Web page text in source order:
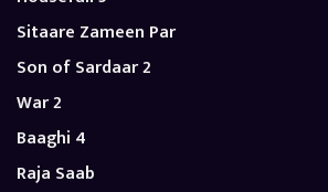
Sitaare Zameen Par
Son of Sardaar 2
War 2
Baaghi 4
Raja Saab